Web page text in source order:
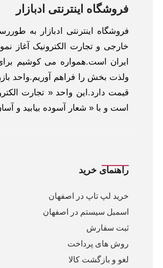
فروشگاه اینترنتی ادبازار
خارجی و تجارت الکترونیک آغاز
ایران است.همواره می کوشیم
ولذت بخش را فراهم آوریم.واحد
قیمت دارد.این واحد « تجارت
است و با « شعار آسوده بیابید و
راهنمای خرید
خرید لپ تاپ در اصفهان
اسمبل سیستم در اصفهان
ثبت سفارش
روش های پرداخت
لغو و بازگشت کالا